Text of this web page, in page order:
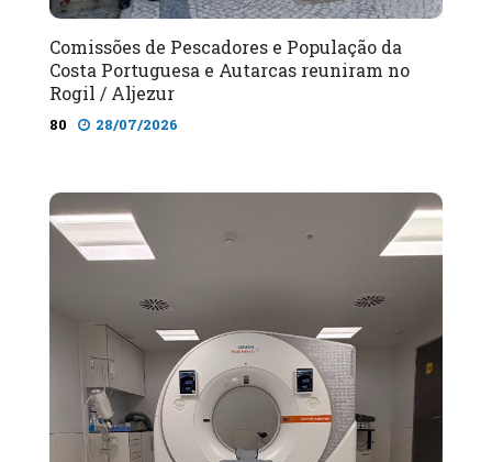
Comissões de Pescadores e População da
Costa Portuguesa e Autarcas reuniram no
Rogil / Aljezur
80 28/07/2026